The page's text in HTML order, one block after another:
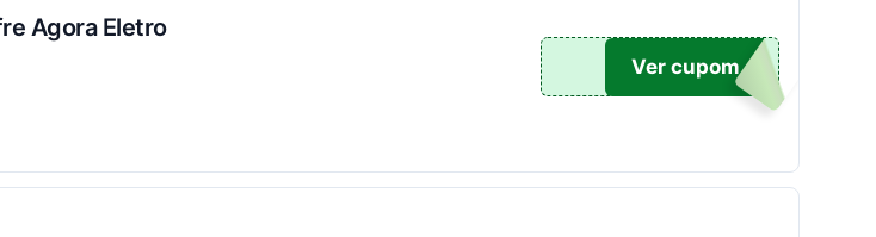
Agora Eletro
OR5%
Ver cupom